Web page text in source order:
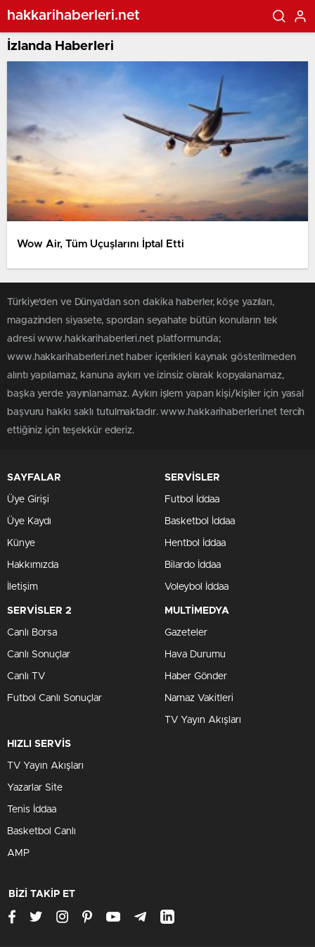
hakkarihaberleri.net
İzlanda Haberleri
Wow Air, Tüm Uçuşlarını İptal Etti
Türkiye'den ve Dünya’dan son dakika haberler, köşe yazıları,
magazinden siyasete, spordan seyahate bütün konuların tek
adresi www.hakkarihaberleri.net platformunda;
www.hakkarihaberleri.net haber içerikleri kaynak gösterilmeden
alıntı yapılamaz, kanuna aykırı ve izinsiz olarak kopyalanamaz,
başka yerde yayınlanamaz. Aykırı işlem yapan kişi/kişiler için yasal
başvuru hakkı saklı tutulmaktadır. www.hakkarihaberleri.net tercih
ettiğiniz için teşekkür ederiz.
SAYFALAR
Üye Girişi
Üye Kaydı
Künye
Hakkımızda
İletişim
SERVİSLER
Futbol İddaa
Basketbol İddaa
Hentbol İddaa
Bilardo İddaa
Voleybol İddaa
SERVİSLER 2
Canlı Borsa
Canlı Sonuçlar
Canlı TV
Futbol Canlı Sonuçlar
MULTİMEDYA
Gazeteler
Hava Durumu
Haber Gönder
Namaz Vakitleri
TV Yayın Akışları
HIZLI SERVİS
TV Yayın Akışları
Yazarlar Site
Tenis İddaa
Basketbol Canlı
AMP
BİZİ TAKİP ET